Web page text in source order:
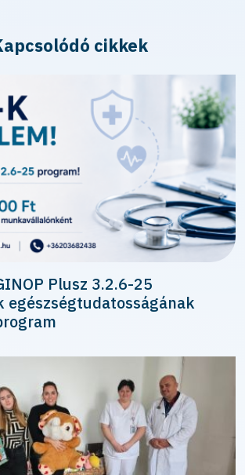
cikkek
Plusz 3.2.6-25
egészségtudatosságának